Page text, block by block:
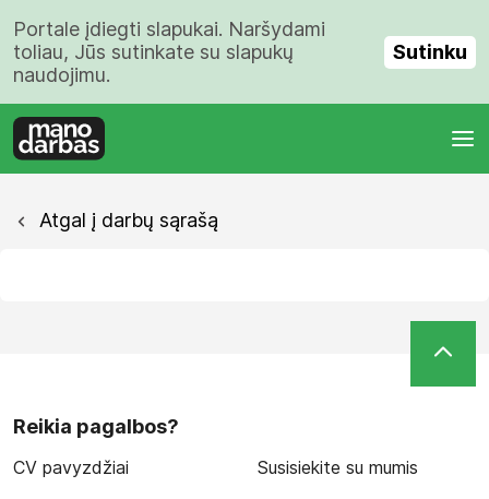
Portale įdiegti slapukai. Naršydami
toliau, Jūs sutinkate su slapukų
naudojimu.
Sutinku
Atgal į darbų sąrašą
Reikia pagalbos?
CV pavyzdžiai Susisiekite su mumis